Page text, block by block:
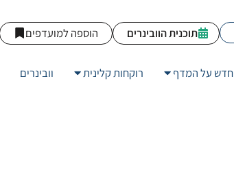
הוספה למועדפים תוכנית הוובינרים
חדש על המדף רוקחות קלינית וובינרים